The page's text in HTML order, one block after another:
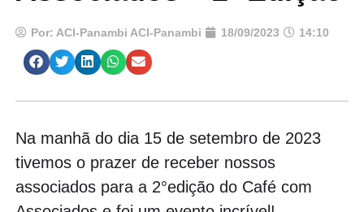
Por: ACI-Panambi ACI-Panambi 18/09/2023 14:10
Na manhã do dia 15 de setembro de 2023
tivemos o prazer de receber nossos
associados para a 2°edição do Café com